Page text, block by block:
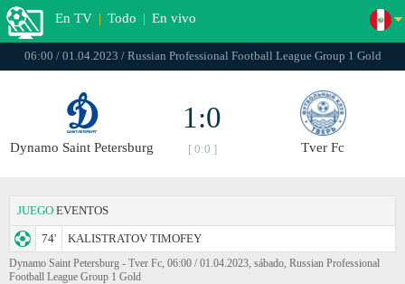
En TV | Todo | En vivo
06:00 / 01.04.2023 / Russian Professional Football League Group 1 Gold
Dynamo Saint Petersburg
1:0
[ 0:0 ] Tver Fc
JUEGO EVENTOS
74' KALISTRATOV TIMOFEY
Dynamo Saint Petersburg - Tver Fc, 06:00 / 01.04.2023, sábado, Russian Professional
Football League Group 1 Gold